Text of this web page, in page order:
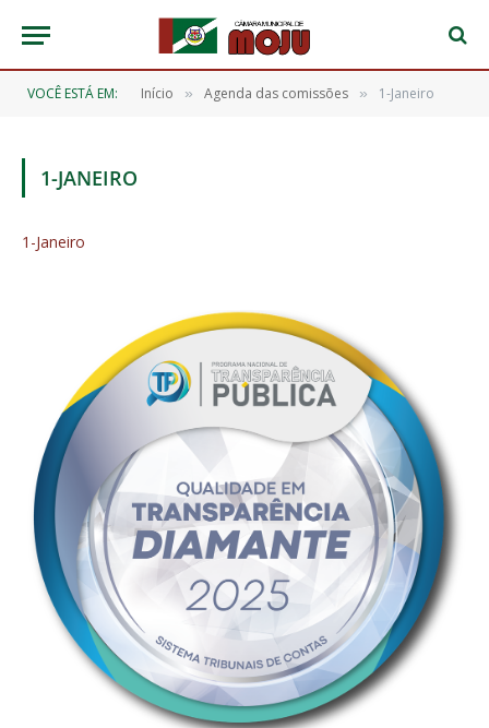
VOCÊ ESTÁ EM: Início » Agenda das comissões » 1-Janeiro
1-JANEIRO
1-Janeiro